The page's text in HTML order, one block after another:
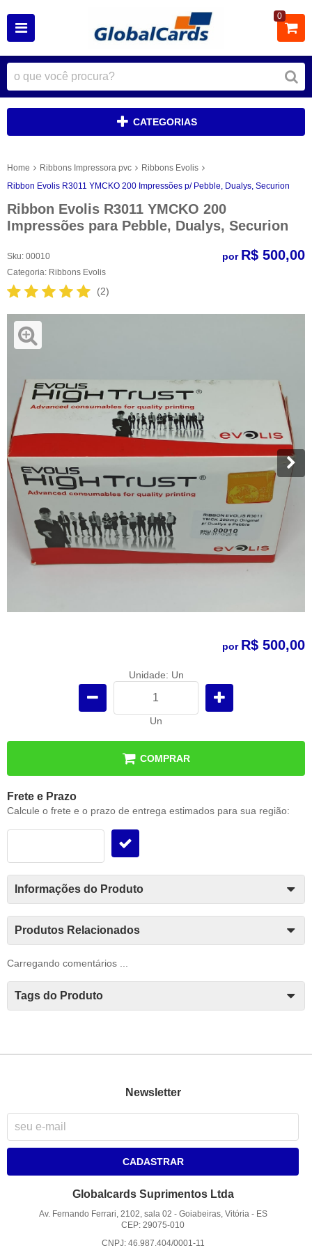
0
CATEGORIAS
Home Ribbons Impressora pvc
Ribbons Evolis
Ribbon Evolis R3011 YMCKO 200 Impressões p/ Pebble, Dualys, Securion
Ribbon Evolis R3011 YMCKO 200
Impressões para Pebble, Dualys, Securion
Sku: 00010
Categoria: Ribbons Evolis
(2)
por R$ 500,00
por R$ 500,00
Unidade: Un
Un
COMPRAR
Frete e Prazo
Calcule o frete e o prazo de entrega estimados para sua região:
Informações do Produto
Produtos Relacionados
Carregando comentários ...
Tags do Produto
Newsletter
CADASTRAR
Globalcards Suprimentos Ltda
Av. Fernando Ferrari, 2102, sala 02 - Goiabeiras, Vitória- ES
CEP: 29075-010
CNPJ: 46.987.404/0001-11